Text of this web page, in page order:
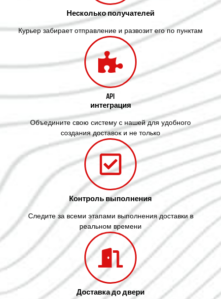
Несколько получателей
Курьер забирает отправление и развозит его по пунктам
API
интеграция
Объедините свою систему с нашей для удобного
создания доставок и не только
Контроль выполнения
Следите за всеми этапами выполнения доставки в
реальном времени
Доставка до двери